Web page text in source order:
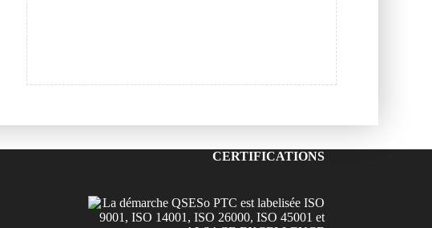
CERTIFICATIONS